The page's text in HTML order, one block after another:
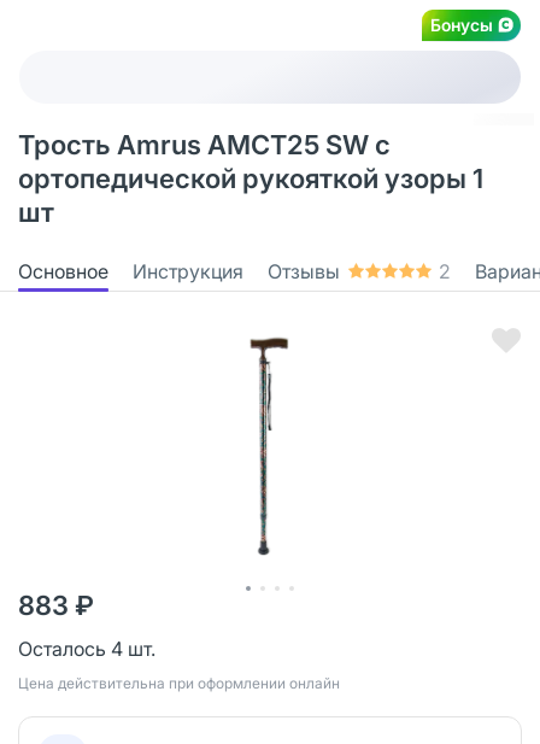
Бонусы
Трость Amrus AMCT25 SW с
ортопедической рукояткой узоры 1
шт
Основное Инструкция Отзывы 2
883 ₽
Осталось 4 шт.
Цена действительна при оформлении онлайн